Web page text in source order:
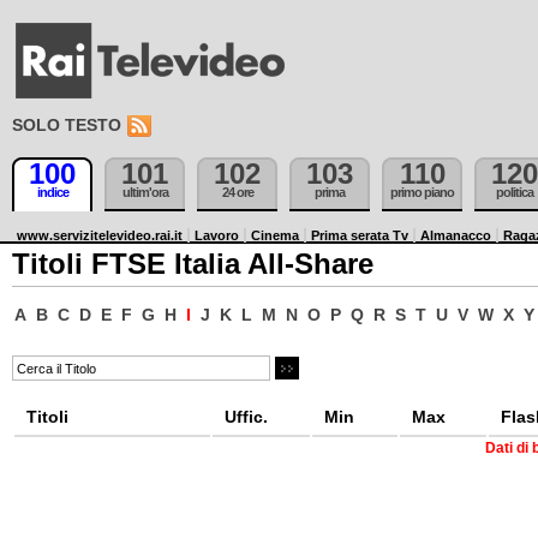
SOLO TESTO
100
indice
101
ultim'ora
102
24 ore
103
prima
110
primo piano
120
politica
www.servizitelevideo.rai.it Lavoro Cinema Prima serata Tv Almanacco
Titoli FTSE Italia All-Share
A B C D E F G H I J K L M N O P Q R S T U V W X Y
Titoli Uffic. Min Max
Dati di